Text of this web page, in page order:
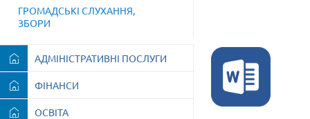
ГРОМАДСЬКІ СЛУХАННЯ,
ЗБОРИ
АДМІНІСТРАТИВНІ ПОСЛУГИ
ФІНАНСИ
ОСВІТА